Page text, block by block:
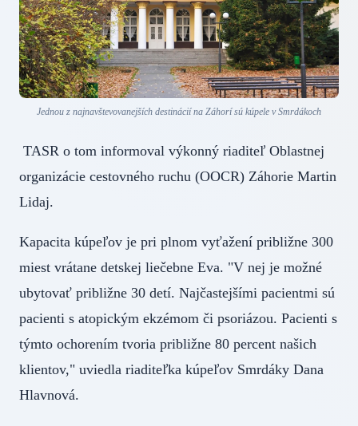
Jednou z najnavštevovanejších destinácií na Záhorí sú kúpele v Smrdákoch
TASR o tom informoval výkonný riaditeľ Oblastnej
organizácie cestovného ruchu (OOCR) Záhorie Martin
Lidaj.
Kapacita kúpeľov je pri plnom vyťažení približne 300
miest vrátane detskej liečebne Eva. "V nej je možné
ubytovať približne 30 detí. Najčastejšími pacientmi sú
pacienti s atopickým ekzémom či psoriázou. Pacienti s
týmto ochorením tvoria približne 80 percent našich
klientov," uviedla riaditeľka kúpeľov Smrdáky Dana
Hlavnová.